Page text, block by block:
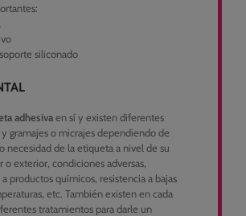
siliconado
adhesivaen sí y existen diferentes
gramajes o micrajes dependiendo de
necesidad de la etiqueta a nivel de su
o exterior, condiciones adversas,
a productos químicos, resistencia a bajas
etc. También existen en cada
tratamientos para darle un